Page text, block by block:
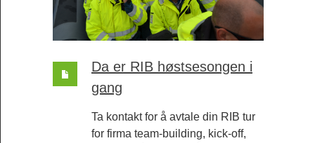
Da er RIB høstsesongen i
gang
Ta kontakt for å avtale din RIB tur
for firma team-building, kick-off,